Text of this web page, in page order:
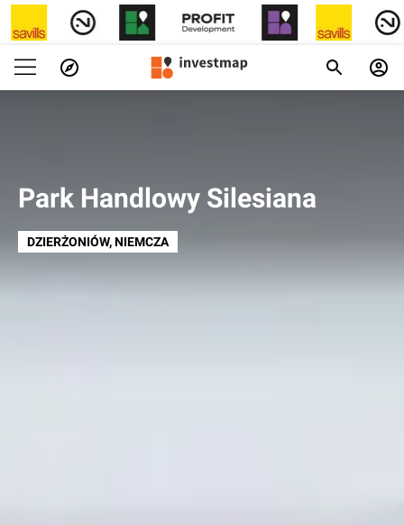
Park Handlowy Silesiana
DZIERŻONIÓW, NIEMCZA